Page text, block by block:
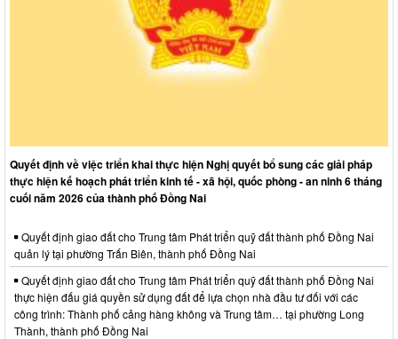
Quyết định về việc triển khai thực hiện Nghị quyết bổ sung các giải pháp
thực hiện kế hoạch phát triển kinh tế - xã hội, quốc phòng - an ninh 6 tháng
cuối năm 2026 của thành phố Đồng Nai
Quyết định giao đất cho Trung tâm Phát triển quỹ đất thành phố Đồng Nai
quản lý tại phường Trấn Biên, thành phố Đồng Nai
Quyết định giao đất cho Trung tâm Phát triển quỹ đất thành phố Đồng Nai
thực hiện đấu giá quyền sử dụng đất để lựa chọn nhà đầu tư đối với các
công trình: Thành phố cảng hàng không và Trung tâm… tại phường Long
Thành, thành phố Đồng Nai